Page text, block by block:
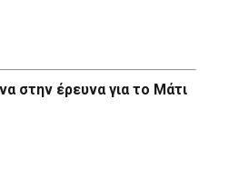
στην έρευνα για το Μάτι